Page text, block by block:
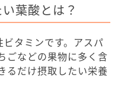
葉酸とは？
タミンです。アスパ
ごなどの果物に多く含
るだけ摂取したい栄養